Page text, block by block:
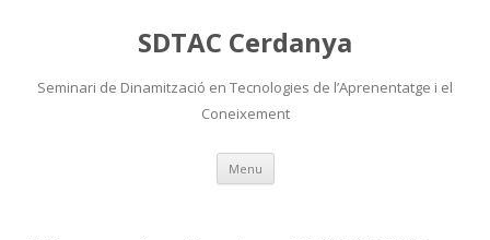
SDTAC Cerdanya
Seminari de Dinamització en Tecnologies de l’Aprenentatge i el
Coneixement
Menu Skip
content